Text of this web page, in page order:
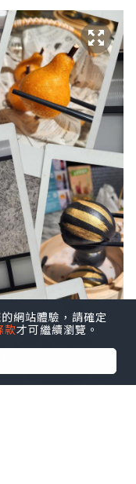
網站體驗，請確定
款才可繼續瀏覽。